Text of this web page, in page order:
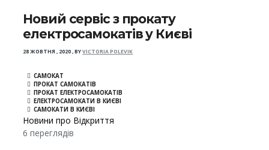
Новий сервіс з прокату
електросамокатів у Києві
28 ЖОВТНЯ , 2020,BYVICTORIA POLEVIK
САМОКАТ
ПРОКАТ САМОКАТІВ
ПРОКАТ ЕЛЕКТРОСАМОКАТІВ
ЕЛЕКТРОСАМОКАТИ В КИЄВІ
САМОКАТИ В КИЄВІ
Новини про Відкриття
6 переглядів